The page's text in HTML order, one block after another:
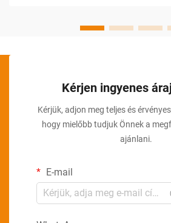
Kérjen ingyenes
Kérjük, adjon meg teljes és
hogy mielőbb tudjuk Önnek a
ajánlani.
E-mail